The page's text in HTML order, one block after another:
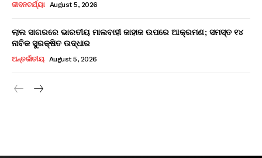
ଜୀବନଚର୍ଯ୍ୟା August 5, 2026
ଲାଲ ସାଗରରେ ଭାରତୀୟ ମାଲବାହୀ ଜାହାଜ ଉପରେ ଆକ୍ରମଣ; ସମସ୍ତ ୧୪
ନାବିକ ସୁରକ୍ଷିତ ଉଦ୍ଧାର
ଅନ୍ତର୍ଜାତୀୟ August 5, 2026